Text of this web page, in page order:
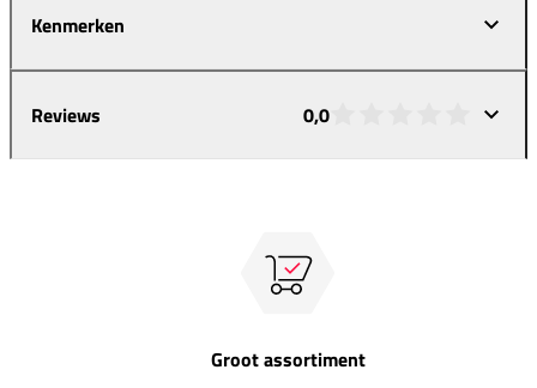
Kenmerken
Reviews 0,0
Groot assortiment